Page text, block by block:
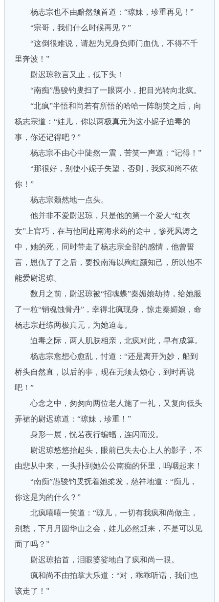
杨志宗也不由黯然颔首道：“琼妹，珍重再见！”
“宗哥，我们什么时候再见？”
“这倒很难说，请恕为兄身负师门血仇，不得不千
里奔波！”
尉迟琼欲言又止，低下头！
“南痴”愚骏钓叟扫了一眼两小，把目光转向北疯。
“北疯”半悟和尚若有所悟的哈哈一阵朗笑之后，向
杨志宗道：“娃儿，你以两极真元为这小妮子迫毒的
事，你还记得吧？”
杨志宗不由心中陡然一震，苦笑一声道：“记得！”
“那很好，别使小妮子失望，否则，我疯和尚不依
你！”
杨志宗颓然地一点头。
他并非不爱尉迟琼，只是他的第一个爱人“红衣
女”上官巧，在与他同赴南海求药的途中，惨死风涛之
中，她的死，同时带走了杨志宗全部的感情，他曾誓
言，恩仇了了之后，要投南海以殉红颜知己，所以他不
能爱尉迟琼。
数月之前，尉迟琼被“招魂蝶”秦媚娘劫持，给她服
了一粒“销魂蚀骨丹”，幸得北疯现身，惊走秦媚娘，命
杨志宗赶练两极真元，为她迫毒。
迫毒之际，两人肌肤相亲，北疯对此，早有成算。
杨志宗愈想心愈乱，忖道：“还是离开为妙，船到
桥头自然直，以后的事，现在无须去烦心，到时再说
吧！”
心念之中，匆匆向两位老人施了一礼，又复向低头
弄裙的尉迟琼道：“琼妹，珍重！”
身形一展，恍若夜行蝙蝠，连闪而没。
尉迟琼悠悠抬起头，眼前已失去心上人的影子，不
由悲从中来，一头扑到她公公南痴的怀里，呜咽起来！
“南痴”愚骏钓叟抚着她柔发，慈祥地道：“痴儿，
你这是为的什么？”
北疯嘻嘻一笑道：“琼儿，一切有我疯和尚做主，
别愁，下月月圆华山之会，娃儿必然赶来，不是可以见
面了吗？”
尉迟琼抬首，泪眼婆娑地白了疯和尚一眼。
疯和尚不由拍掌大乐道：“对，乖乖听话，我们也
该走了！”